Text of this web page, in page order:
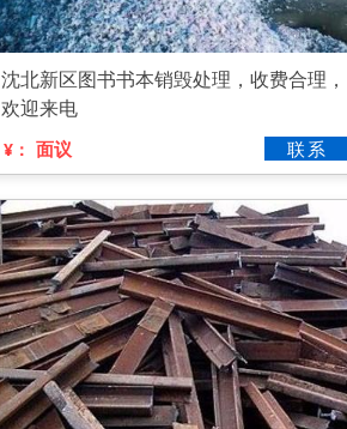
沈北新区图书书本销毁处理，收费合理，
欢迎来电
¥： 面议 联系